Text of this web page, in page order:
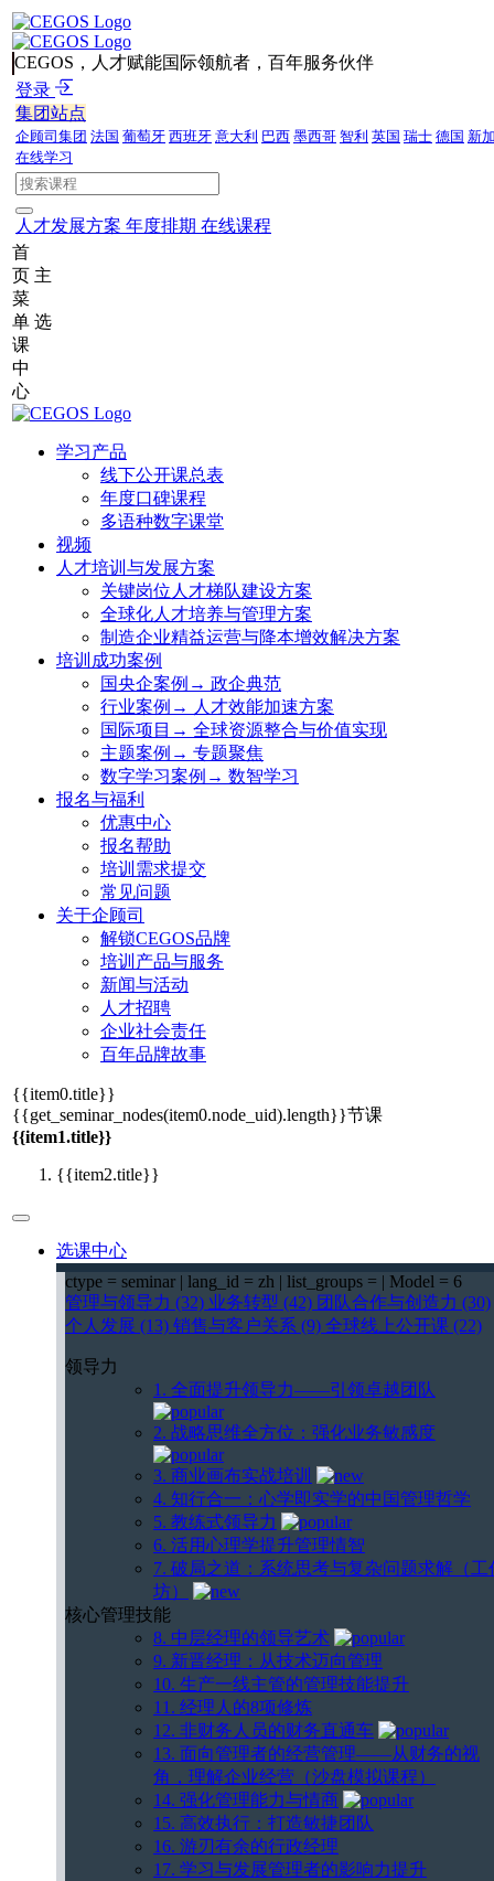
CEGOS，人才赋能国际领航者，百年服务伙伴
登录
集团站点
企顾司集团 法国 葡萄牙 西班牙 意大利 巴西 墨西哥 智利 英国 瑞士 德国 新
在线学习
人才发展方案 年度排期 在线课程
首
页 主
菜
单 选
课
中
心
学习产品
线下公开课总表
年度口碑课程
多语种数字课堂
视频
人才培训与发展方案
关键岗位人才梯队建设方案
全球化人才培养与管理方案
制造企业精益运营与降本增效解决方案
培训成功案例
国央企案例→ 政企典范
行业案例→ 人才效能加速方案
国际项目→ 全球资源整合与价值实现
主题案例→ 专题聚焦
数字学习案例→ 数智学习
报名与福利
优惠中心
报名帮助
培训需求提交
常见问题
关于企顾司
解锁CEGOS品牌
培训产品与服务
新闻与活动
人才招聘
企业社会责任
百年品牌故事
{{item0.title}}
{{get_seminar_nodes(item0.node_uid).length}}节课
{{item1.title}}
{{item2.title}}
选课中心
ctype = seminar | lang_id = zh | list_groups = | Model = 6
管理与领导力 (32) 业务转型 (42) 团队合作与创造力 (30)
个人发展 (13) 销售与客户关系 (9) 全球线上公开课 (22)
领导力
1. 全面提升领导力——引领卓越团队
2. 战略思维全方位：强化业务敏感度
3. 商业画布实战培训
4. 知行合一：心学即实学的中国管理哲学
5. 教练式领导力
6. 活用心理学提升管理情智
7. 破局之道：系统思考与复杂问题求解（工
坊）
核心管理技能
8. 中层经理的领导艺术
9. 新晋经理：从技术迈向管理
10. 生产一线主管的管理技能提升
11. 经理人的8项修炼
12. 非财务人员的财务直通车
13. 面向管理者的经营管理——从财务的视
角，理解企业经营（沙盘模拟课程）
14. 强化管理能力与情商
15. 高效执行：打造敏捷团队
16. 游刃有余的行政经理
17. 学习与发展管理者的影响力提升